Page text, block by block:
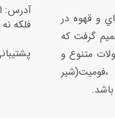
چاي و قهوه در
گرفت كه
متنوع و
فلكه